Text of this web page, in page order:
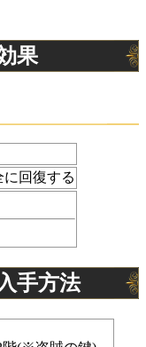
果
回復する
手方法